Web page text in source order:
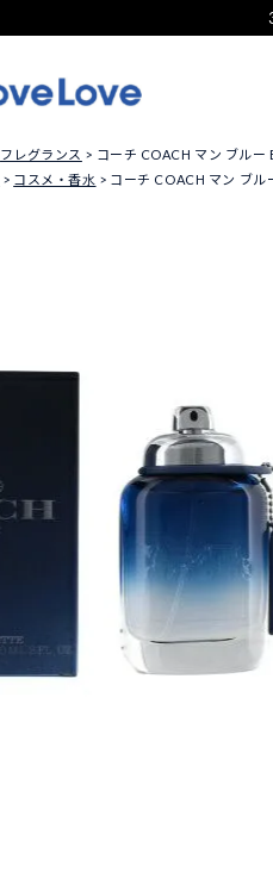
フレグランス
コーチ COACH マン ブルー
コスメ・香水 コーチ COACH マン ブル